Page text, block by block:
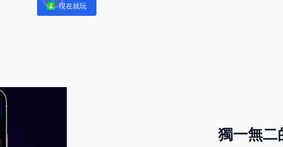
Notifications
現在就玩
獨一無二